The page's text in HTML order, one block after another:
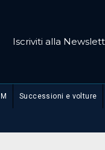
Iscriviti alla
Successioni e volture